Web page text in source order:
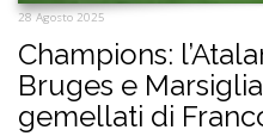
28 Agosto 2025
Champions:
Bruges e
gemellati di